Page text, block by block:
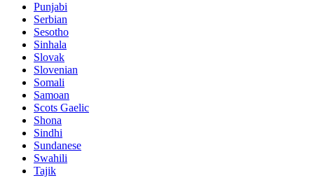
Punjabi
Serbian
Sesotho
Sinhala
Slovak
Slovenian
Somali
Samoan
Scots Gaelic
Shona
Sindhi
Sundanese
Swahili
Tajik